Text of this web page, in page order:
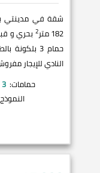
شقة في مدينتي
182 متر
2
حمام 3
النادي للإيجار مفروش 70,000
حمامات: 3